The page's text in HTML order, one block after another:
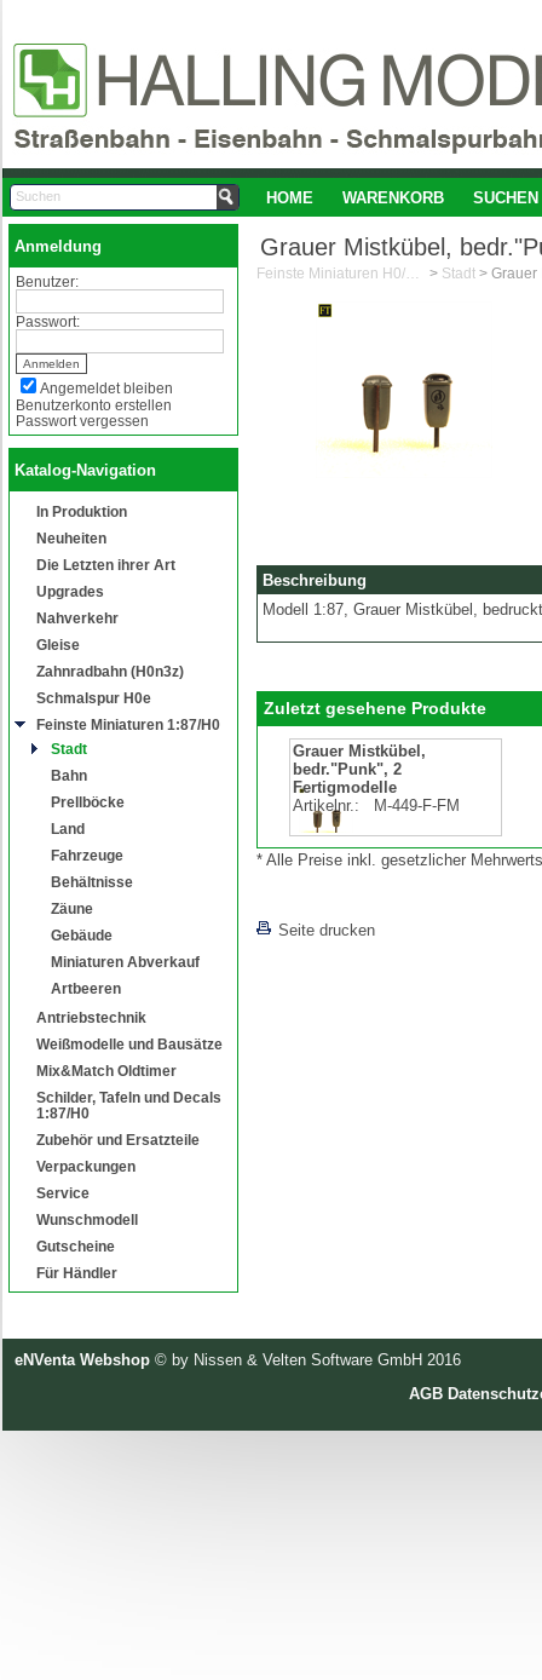
HOME WARENKORB SUCHEN
Anmeldung
Benutzer:
Passwort:
Angemeldet bleiben
Benutzerkonto erstellen
Passwort vergessen
Katalog-Navigation
In Produktion
Neuheiten
Die Letzten ihrer Art
Upgrades
Nahverkehr
Gleise
Zahnradbahn (H0n3z)
Schmalspur H0e
Feinste Miniaturen 1:87/H0
Stadt
Bahn
Prellböcke
Land
Fahrzeuge
Behältnisse
Zäune
Gebäude
Miniaturen Abverkauf
Artbeeren
Antriebstechnik
Weißmodelle und Bausätze
Mix&Match Oldtimer
Schilder, Tafeln und Decals
1:87/H0
Zubehör und Ersatzteile
Verpackungen
Service
Wunschmodell
Gutscheine
Für Händler
Grauer Mistkübel,
Feinste Miniaturen H0/1:87 > Stadt >
Beschreibung
Modell 1:87, Grauer Mistkübel,
Zuletzt gesehene Produkte
Grauer Mistkübel,
bedr."Punk", 2
Fertigmodelle
Artikelnr.:
M-449-F-FM
* Alle Preise inkl. gesetzlicher
Seite drucken
eNVenta Webshop © by Nissen & Velten Software GmbH 2016
AGB